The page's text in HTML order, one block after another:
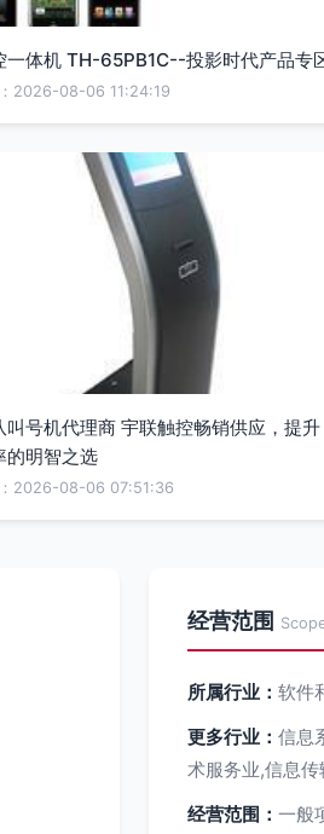
一体机 TH-65PB1C--投影时代产品专
2026-08-06 11:24:19
叫号机代理商 宇联触控畅销供应，提升
的明智之选
2026-08-06 07:51:36
经营范围
所属行业： 软件
更多行业： 信息
术服务业,信息
经营范围： 一般